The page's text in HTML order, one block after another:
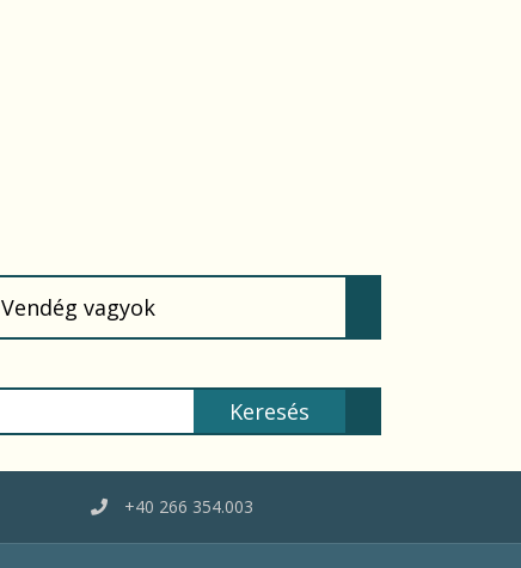
Vendég vagyok(current)
+40 266 354.003